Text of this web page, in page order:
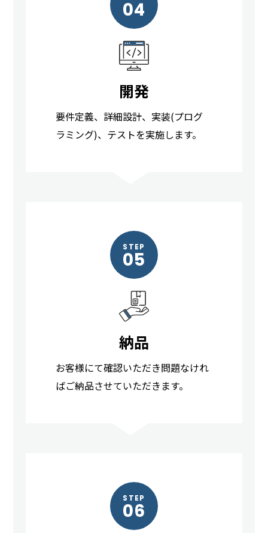
04
開発
要件定義、詳細設計、実装(プログ
ラミング)、テストを実施します。
STEP
05
納品
お客様にて確認いただき問題なけれ
ばご納品させていただきます。
STEP
06